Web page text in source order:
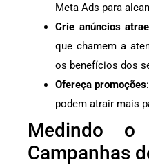
Meta Ads para
Crie anúncios
que chamem a
os benefícios dos
Ofereça promoções
podem atrair mais
Medindo o
Campanhas